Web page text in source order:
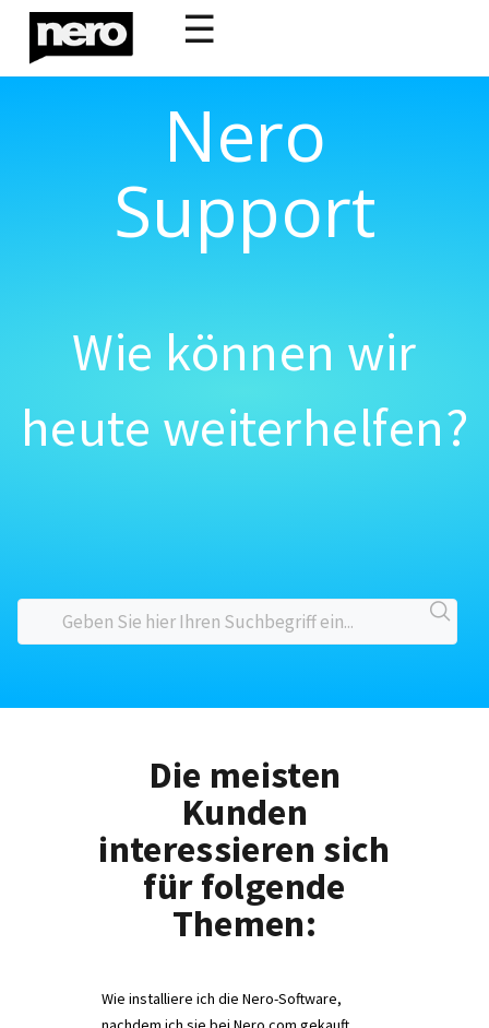
☰
Nero
Support
Wie können wir
heute weiterhelfen?
Die meisten
Kunden
interessieren sich
für folgende
Themen:
Wie installiere ich die Nero-Software,